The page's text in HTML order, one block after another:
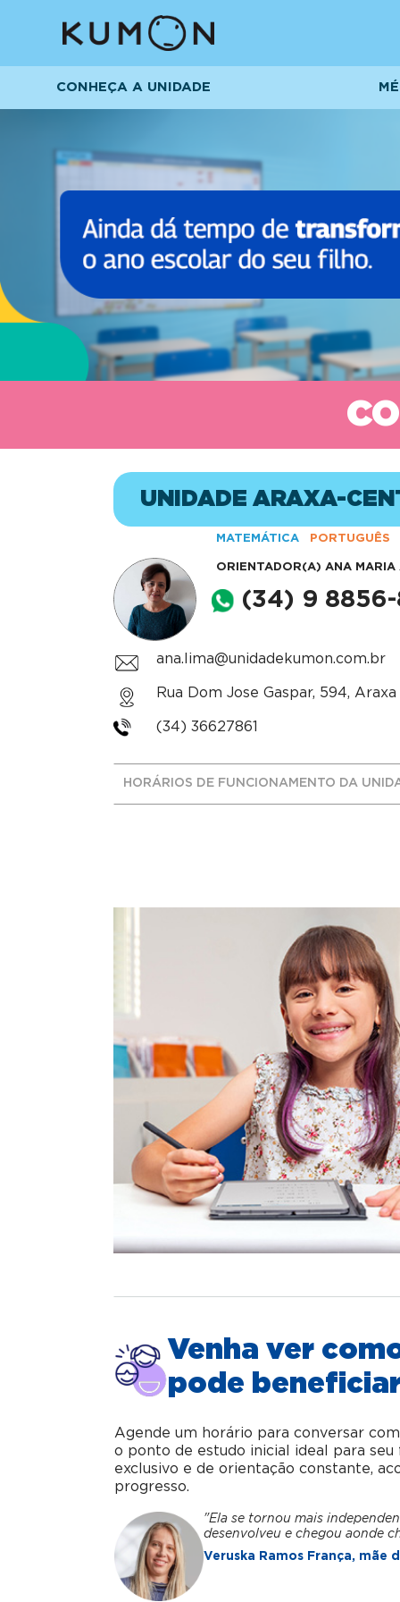
CONHEÇA A UNIDADE
UNIDADE ARAXA-
MATEMÁTICA PORTUGUÊS
ORIENTADOR(A) ANA MARIA
(34) 9 8856-
ana.lima@unidadekumon.com.br
Rua Dom Jose Gaspar, 594,
(34) 36627861
HORÁRIOS DE FUNCIONAMENTO DA
Venha ver
pode
Agende um horário para conversar
o ponto de estudo inicial ideal para
exclusivo e de orientação constante,
progresso.
"Ela se tornou mais
desenvolveu e chegou aonde
Veruska Ramos França, mãe